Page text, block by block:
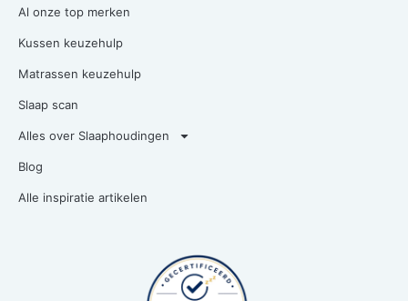
Al onze top merken
Kussen keuzehulp
Matrassen keuzehulp
Slaap scan
Alles over Slaaphoudingen
Blog
Alle inspiratie artikelen